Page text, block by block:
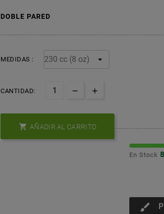
DOBLE PARED
MEDIDAS :
CANTIDAD:
 AÑADIR AL CARRITO
En Stock
brush